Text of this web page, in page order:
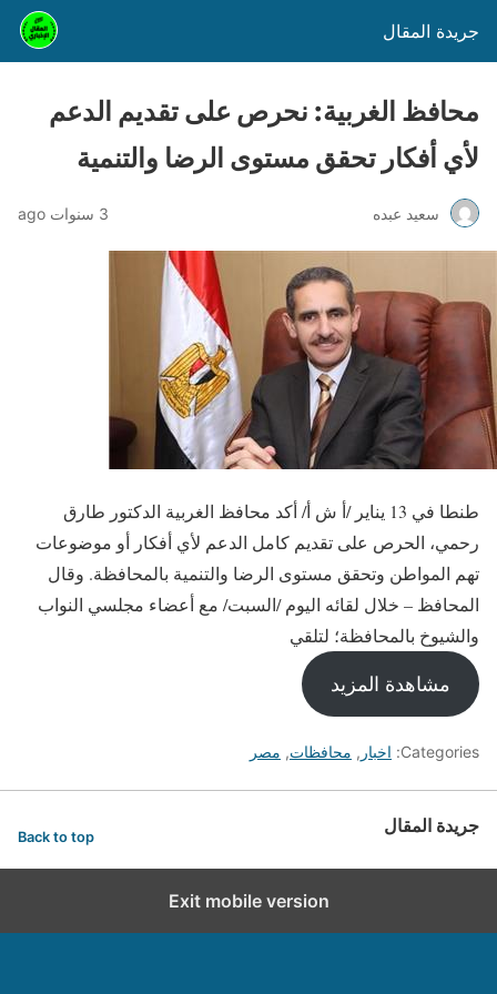
جريدة المقال
محافظ الغربية: نحرص على تقديم الدعم
لأي أفكار تحقق مستوى الرضا والتنمية
سعيد عبده 3 سنوات ago
طنطا في 13 يناير /أ ش أ/ أكد محافظ الغربية الدكتور طارق
رحمي، الحرص على تقديم كامل الدعم لأي أفكار أو موضوعات
تهم المواطن وتحقق مستوى الرضا والتنمية بالمحافظة. وقال
المحافظ – خلال لقائه اليوم /السبت/ مع أعضاء مجلسي النواب
والشيوخ بالمحافظة؛ لتلقي
مشاهدة المزيد
Categories: اخبار , محافظات, مصر
جريدة المقال Back to top
Exit mobile version